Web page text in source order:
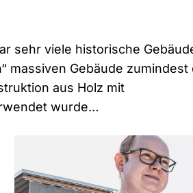
sehr viele historische
massiven Gebäude zumindest
aus Holz mit
wurde…